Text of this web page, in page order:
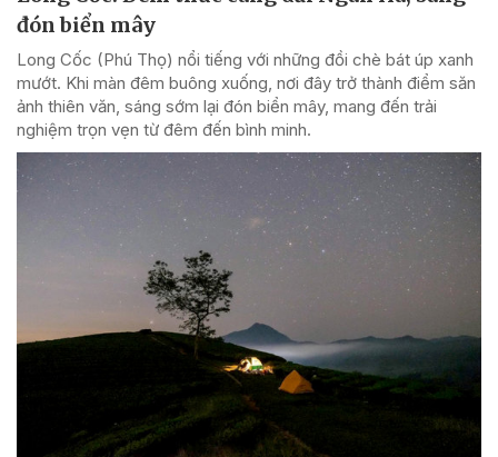
đón biển mây
Long Cốc (Phú Thọ) nổi tiếng với những đồi chè bát úp xanh
mướt. Khi màn đêm buông xuống, nơi đây trở thành điểm săn
ảnh thiên văn, sáng sớm lại đón biển mây, mang đến trải
nghiệm trọn vẹn từ đêm đến bình minh.